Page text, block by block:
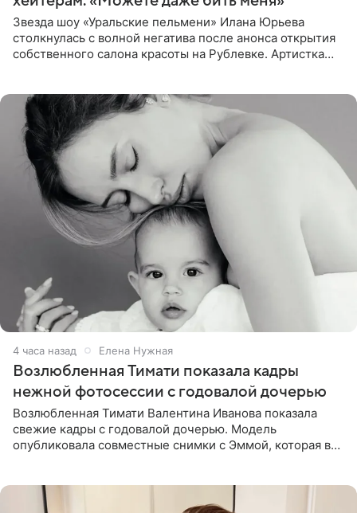
Звезда шоу «Уральские пельмени» Илана Юрьева
столкнулась с волной негатива после анонса открытия
собственного салона красоты на Рублевке. Артистка
4 часа назад Елена Нужная
Возлюбленная Тимати показала кадры
нежной фотосессии с годовалой дочерью
Возлюбленная Тимати Валентина Иванова показала
свежие кадры с годовалой дочерью. Модель
опубликовала совместные снимки с Эммой, которая в